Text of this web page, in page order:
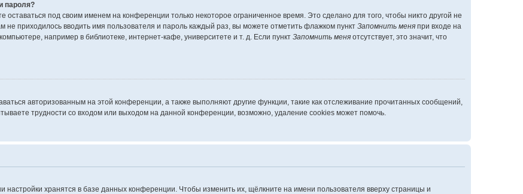
пароля?
оставаться под своим именем на конференции только некоторое ограниченное время. Это сделано для того, чтобы никто другой не
не приходилось вводить имя пользователя и пароль каждый раз, вы можете отметить флажком пункт Запомнить меня при входе на
например в библиотеке, интернет-кафе, университете и т. д. Если пункт Запомнить меня отсутствует, это значит, что
авторизованным на этой конференции, а также выполняют другие функции, такие как отслеживание прочитанных сообщений,
трудности со входом или выходом на данной конференции, возможно, удаление cookies может помочь.
настройки хранятся в базе данных конференции. Чтобы изменить их, щёлкните на имени пользователя вверху страницы и